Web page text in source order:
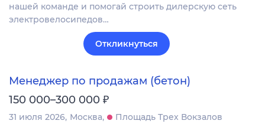
нашей команде и помогай строить дилерскую сеть
электровелосипедов…
Откликнуться
Менеджер по продажам (бетон)
150 000–300 000 ₽
31 июля 2026 Москва
Площадь Трех Вокзалов